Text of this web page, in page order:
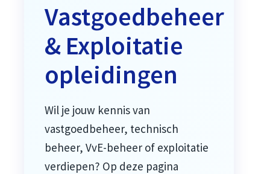
Vastgoedbeheer
& Exploitatie
opleidingen
Wil je jouw kennis van
vastgoedbeheer, technisch
beheer, VvE-beheer of exploitatie
verdiepen? Op deze pagina